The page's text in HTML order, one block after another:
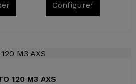
Configurer
120 M3 AXS